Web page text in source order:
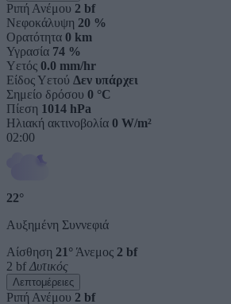
Ριπή Ανέμου 2 bf
Νεφοκάλυψη 20 %
Ορατότητα 0 km
Υγρασία 74 %
Υετός 0.0 mm/hr
Είδος Υετού Δεν υπάρχει
Σημείο δρόσου 0 °C
Πίεση 1014 hPa
Ηλιακή ακτινοβολία 0 W/m²
02:00
22°
Αυξημένη Συννεφιά
Αίσθηση 21° Άνεμος 2 bf
2 bf Δυτικός
Λεπτομέρειες
Ριπή Ανέμου 2 bf